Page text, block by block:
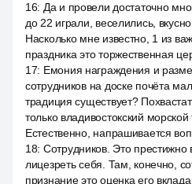
16: Да и провели достаточно
до 22 играли, веселились,
Насколько мне известно, 1 из
праздника это торжественная
17: Емония награждения и
сотрудников на доске почёта
традиция существует?
только владивостокский морской
Естественно, напрашивается
18: Сотрудников. Это престижно
лицезреть себя. Там, конечно,
признание это оценка его